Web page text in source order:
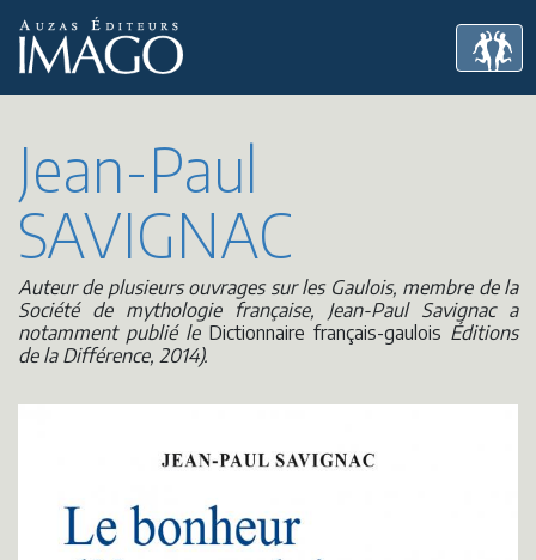
Jean-Paul
SAVIGNAC
Auteur de plusieurs ouvrages sur les Gaulois, membre de la
Société de mythologie française, Jean-Paul Savignac a
notamment publié le Dictionnaire français-gaulois Éditions
de la Différence, 2014).